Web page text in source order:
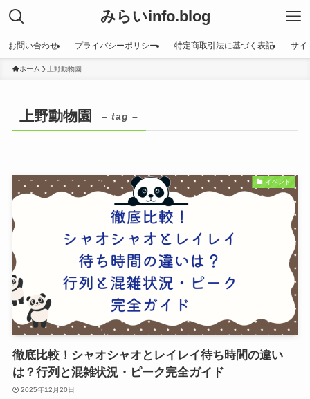
みらいinfo.blog
お問い合わせ プライバシーポリシー 特定商取引法に基づく表記 サイ
ホーム 上野動物園
上野動物園 – tag –
イベント
徹底比較！シャオシャオとレイレイ待ち時間の違い
は？行列と混雑状況・ピーク完全ガイド
2025年12月20日